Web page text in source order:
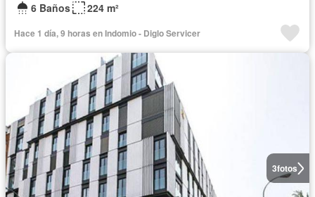
6 Baños
224 m²
Hace 1 día, 9 horas en Indomio - Diglo Servicer
3fotos